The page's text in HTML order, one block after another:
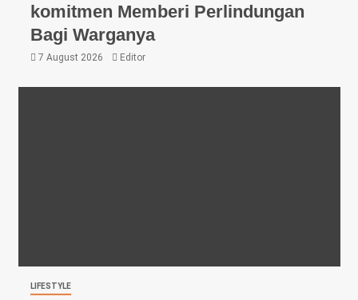
komitmen Memberi Perlindungan
Bagi Warganya
7 August 2026 Editor
LIFESTYLE